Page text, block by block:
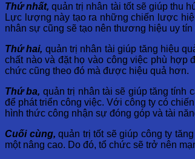
Thứ nhất, quản trị nhân tài tốt sẽ giúp thu
Lực lượng này tạo ra những chiến lược
nhân sự cũng sẽ tạo nên thương hiệu uy tín
Thứ hai, quản trị nhân tài giúp tăng hiệu
chất nào và đặt họ vào công việc phù hợp
chức cũng theo đó mà được hiệu quả hơn.
Thứ ba, quản trị nhân tài sẽ giúp tăng tính
để phát triển công việc. Với công ty có
hình thức công nhận sự đóng góp và tài
Cuối cùng, quản trị tốt sẽ giúp công ty
một nâng cao. Do đó, tổ chức sẽ trở nên